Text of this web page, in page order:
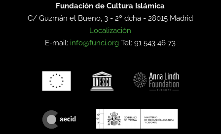
Fundación de Cultura Islámica
C/ Guzmán el Bueno, 3 - 2º dcha -28015 Madrid
Localización
E-mail: info@funci.org Tel: 91 543 46 73